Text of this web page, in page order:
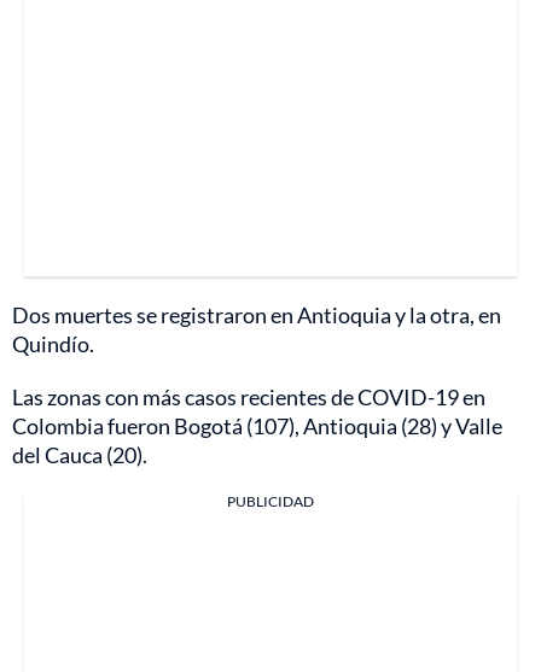
Dos muertes se registraron en Antioquia y la otra, en
Quindío.
Las zonas con más casos recientes de COVID-19 en
Colombia fueron Bogotá (107), Antioquia (28) y Valle
del Cauca (20).
PUBLICIDAD